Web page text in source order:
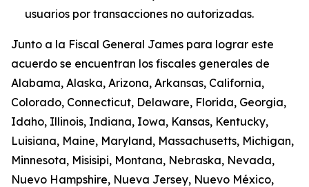
usuarios por transacciones no autorizadas.
Junto a la Fiscal General James para lograr este
acuerdo se encuentran los fiscales generales de
Alabama, Alaska, Arizona, Arkansas, California,
Colorado, Connecticut, Delaware, Florida, Georgia,
Idaho, Illinois, Indiana, Iowa, Kansas, Kentucky,
Luisiana, Maine, Maryland, Massachusetts, Michigan,
Minnesota, Misisipi, Montana, Nebraska, Nevada,
Nuevo Hampshire, Nueva Jersey, Nuevo México,